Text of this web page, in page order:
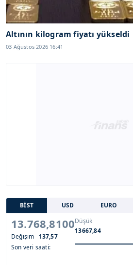
Altının kilogram fiyatı yükseldi
03 Ağustos 2026 16:41
BİST USD EURO
13.768,8100
Değişim 137,57
Son veri saati:
Düşük
13667,84